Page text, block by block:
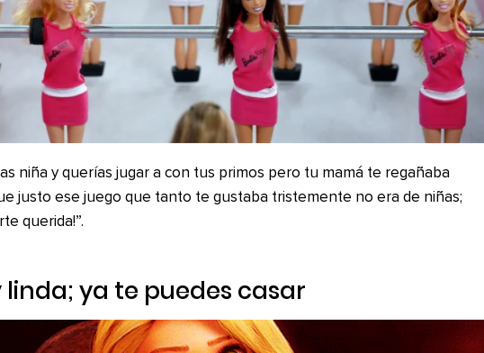
niña y querías jugar a con tus primos pero tu mamá te regañaba
justo ese juego que tanto te gustaba tristemente no era de niñas;
querida!”.
linda; ya te puedes casar